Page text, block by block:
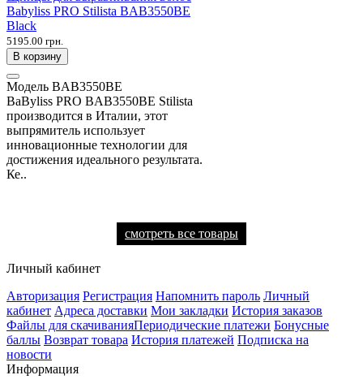
Babyliss PRO Stilista BAB3550BE
Black
5195.00 грн.
В корзину
Модель BAB3550BE
BaByliss PRO BAB3550BE Stilista
производится в Италии, этот
выпрямитель использует
инновационные технологии для
достижения идеального результата.
Ке..
смотреть все товары
Личный кабинет
Авторизация Регистрация Напомнить пароль Личный
кабинет Адреса доставки Мои закладки История заказов
Файлы для скачиванияПериодические платежи Бонусные
баллы Возврат товара История платежей Подписка на
новости
Информация